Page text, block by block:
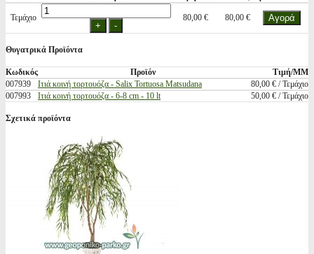
Τεμάχιο 80,00 € 80,00 €
Θυγατρικά Προϊόντα
Κωδικός Προϊόν
Τιμή/ΜΜ
007939
Ιτιά κοινή τορτουόζα - Salix Tortuosa Matsudana
80,00 € / Τεμάχιο
007993
Ιτιά κοινή τορτουόζα - 6-8 cm - 10 lt 50,00 € / Τεμάχιο
Σχετικά προϊόντα